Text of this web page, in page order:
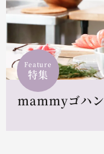
Feature
特集
mammyゴハン